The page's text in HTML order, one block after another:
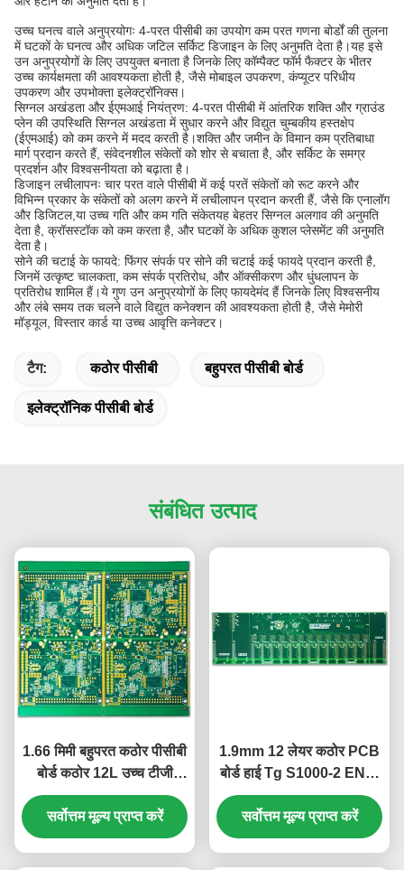
उच्च घनत्व वाले अनुप्रयोगः 4-परत पीसीबी का उपयोग कम परत गणना बोर्डों की तुलना
में घटकों के घनत्व और अधिक जटिल सर्किट डिजाइन के लिए अनुमति देता है।यह इसे
उन अनुप्रयोगों के लिए उपयुक्त बनाता है जिनके लिए कॉम्पैक्ट फॉर्म फैक्टर के भीतर
उच्च कार्यक्षमता की आवश्यकता होती है, जैसे मोबाइल उपकरण, कंप्यूटर परिधीय
उपकरण और उपभोक्ता इलेक्ट्रॉनिक्स।
सिग्नल अखंडता और ईएमआई नियंत्रण: 4-परत पीसीबी में आंतरिक शक्ति और ग्राउंड
प्लेन की उपस्थिति सिग्नल अखंडता में सुधार करने और विद्युत चुम्बकीय हस्तक्षेप
(ईएमआई) को कम करने में मदद करती है।शक्ति और जमीन के विमान कम प्रतिबाधा
मार्ग प्रदान करते हैं, संवेदनशील संकेतों को शोर से बचाता है, और सर्किट के समग्र
प्रदर्शन और विश्वसनीयता को बढ़ाता है।
डिजाइन लचीलापनः चार परत वाले पीसीबी में कई परतें संकेतों को रूट करने और
विभिन्न प्रकार के संकेतों को अलग करने में लचीलापन प्रदान करती हैं, जैसे कि एनालॉग
और डिजिटल,या उच्च गति और कम गति संकेतयह बेहतर सिग्नल अलगाव की अनुमति
देता है, क्रॉसस्टॉक को कम करता है, और घटकों के अधिक कुशल प्लेसमेंट की अनुमति
देता है।
सोने की चटाई के फायदे: फिंगर संपर्क पर सोने की चटाई कई फायदे प्रदान करती है,
जिनमें उत्कृष्ट चालकता, कम संपर्क प्रतिरोध, और ऑक्सीकरण और धुंधलापन के
प्रतिरोध शामिल हैं।ये गुण उन अनुप्रयोगों के लिए फायदेमंद हैं जिनके लिए विश्वसनीय
और लंबे समय तक चलने वाले विद्युत कनेक्शन की आवश्यकता होती है, जैसे मेमोरी
मॉड्यूल, विस्तार कार्ड या उच्च आवृत्ति कनेक्टर।
टैग: कठोर पीसीबी बहुपरत पीसीबी बोर्ड
इलेक्ट्रॉनिक पीसीबी बोर्ड
संबंधित उत्पाद
1.66 मिमी बहुपरत कठोर पीसीबी
बोर्ड कठोर 12L उच्च टीजी
S1000-2 ENIG 2u"
सर्वोत्तम मूल्य प्राप्त करें
1.9mm 12 लेयर कठोर PCB
बोर्ड हाई Tg S1000-2 ENIG
2u" हरा सफ़ेद
सर्वोत्तम मूल्य प्राप्त करें